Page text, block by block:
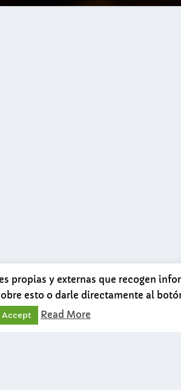
propias y externas que recogen
esto o darle directamente al
Accept Read More